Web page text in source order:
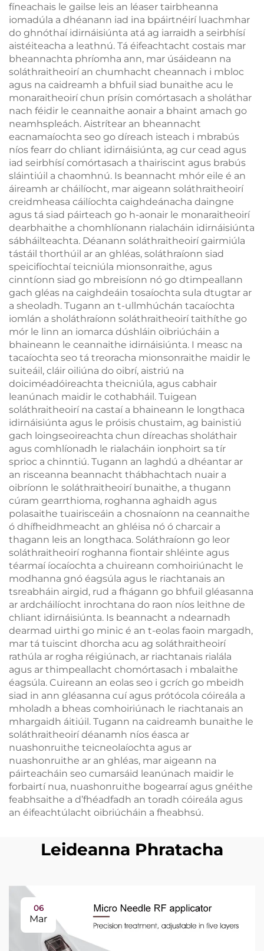
fíneachais le gailse leis an léaser tairbheanna
iomadúla a dhéanann iad ina bpáirtnéirí luachmhar
do ghnóthaí idirnáisiúnta atá ag iarraidh a seirbhísí
aistéiteacha a leathnú. Tá éifeachtacht costais mar
bheannachta phríomha ann, mar úsáideann na
soláthraitheoirí an chumhacht cheannach i mbloc
agus na caidreamh a bhfuil siad bunaithe acu le
monaraitheoirí chun prísin comórtasach a sholáthar
nach féidir le ceannaithe aonair a bhaint amach go
neamhspleách. Aistrítear an bheannacht
eacnamaíochta seo go díreach isteach i mbrabús
níos fearr do chliant idirnáisiúnta, ag cur cead agus
iad seirbhísí comórtasach a thairiscint agus brabús
sláintiúil a chaomhnú. Is beannacht mhór eile é an
áireamh ar cháilíocht, mar aigeann soláthraitheoirí
creidmheasa cáilíochta caighdeánacha daingne
agus tá siad páirteach go h-aonair le monaraitheoirí
dearbhaithe a chomhlíonann rialacháin idirnáisiúnta
sábháilteachta. Déanann soláthraitheoirí gairmiúla
tástáil thorthúil ar an ghléas, soláthraíonn siad
speicifíochtaí teicniúla mionsonraithe, agus
cinntíonn siad go mbreisíonn nó go dtimpeallann
gach gléas na caighdeáin tosaíochta sula dtugtar ar
a sheoladh. Tugann an t-ullmhúchán tacaíochta
iomlán a sholáthraíonn soláthraitheoirí taithíthe go
mór le linn an iomarca dúshláin oibriúcháin a
bhaineann le ceannaithe idirnáisiúnta. I measc na
tacaíochta seo tá treoracha mionsonraithe maidir le
suiteáil, cláir oiliúna do oibrí, aistriú na
doiciméadóireachta theicniúla, agus cabhair
leanúnach maidir le cothabháil. Tuigean
soláthraitheoirí na castaí a bhaineann le longthaca
idirnáisiúnta agus le próisis chustaim, ag bainistiú
gach loingseoireachta chun díreachas sholáthair
agus comhlíonadh le rialacháin ionphoirt sa tír
sprioc a chinntiú. Tugann an laghdú a dhéantar ar
an risceanna beannacht thábhachtach nuair a
oibríonn le soláthraitheoirí bunaithe, a thugann
cúram gearrthioma, roghanna aghaidh agus
polasaithe tuairisceáin a chosnaíonn na ceannaithe
ó dhífheidhmeacht an ghléisa nó ó charcair a
thagann leis an longthaca. Soláthraíonn go leor
soláthraitheoirí roghanna fiontair shléinte agus
téarmaí íocaíochta a chuireann comhoiriúnacht le
modhanna gnó éagsúla agus le riachtanais an
tsreabháin airgid, rud a fhágann go bhfuil gléasanna
ar ardcháilíocht inrochtana do raon níos leithne de
chliant idirnáisiúnta. Is beannacht a ndearnadh
dearmad uirthi go minic é an t-eolas faoin margadh,
mar tá tuiscint dhorcha acu ag soláthraitheoirí
rathúla ar rogha réigiúnach, ar riachtanais rialála
agus ar thimpeallacht chomórtasach i mbalaithe
éagsúla. Cuireann an eolas seo i gcrích go mbeidh
siad in ann gléasanna cuí agus prótócola cóireála a
mholadh a bheas comhoiriúnach le riachtanais an
mhargaidh áitiúil. Tugann na caidreamh bunaithe le
soláthraitheoirí déanamh níos éasca ar
nuashonruithe teicneolaíochta agus ar
nuashonruithe ar an ghléas, mar aigeann na
páirteacháin seo cumarsáid leanúnach maidir le
forbairtí nua, nuashonruithe bogearraí agus gnéithe
feabhsaithe a d’fhéadfadh an toradh cóireála agus
an éifeachtúlacht oibriúcháin a fheabhsú.
Leideanna Phratacha
06
Mar